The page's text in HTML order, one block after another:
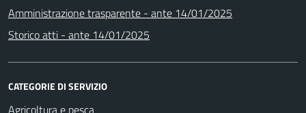
Amministrazione trasparente - ante 14/01/2025
Storico atti - ante 14/01/2025
CATEGORIE DI SERVIZIO
Agricoltura e pesca